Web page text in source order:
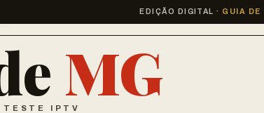
EDIÇÃO DIGITAL · GUIA DE
MG
TESTE IPTV